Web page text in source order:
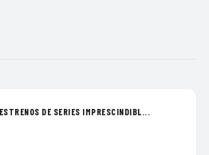
DE SERIES IMPRESCINDIBL...